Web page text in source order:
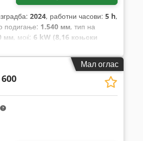
2024, работни часови: 5 h,
подигање: 1.540 мм, тип на
мм, моќ: 6 kW (8,16 коњски
мм,
Мал оглас